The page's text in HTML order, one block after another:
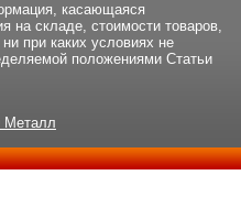
касающаяся
на складе, стоимости товаров,
при каких условиях не
положениями Статьи